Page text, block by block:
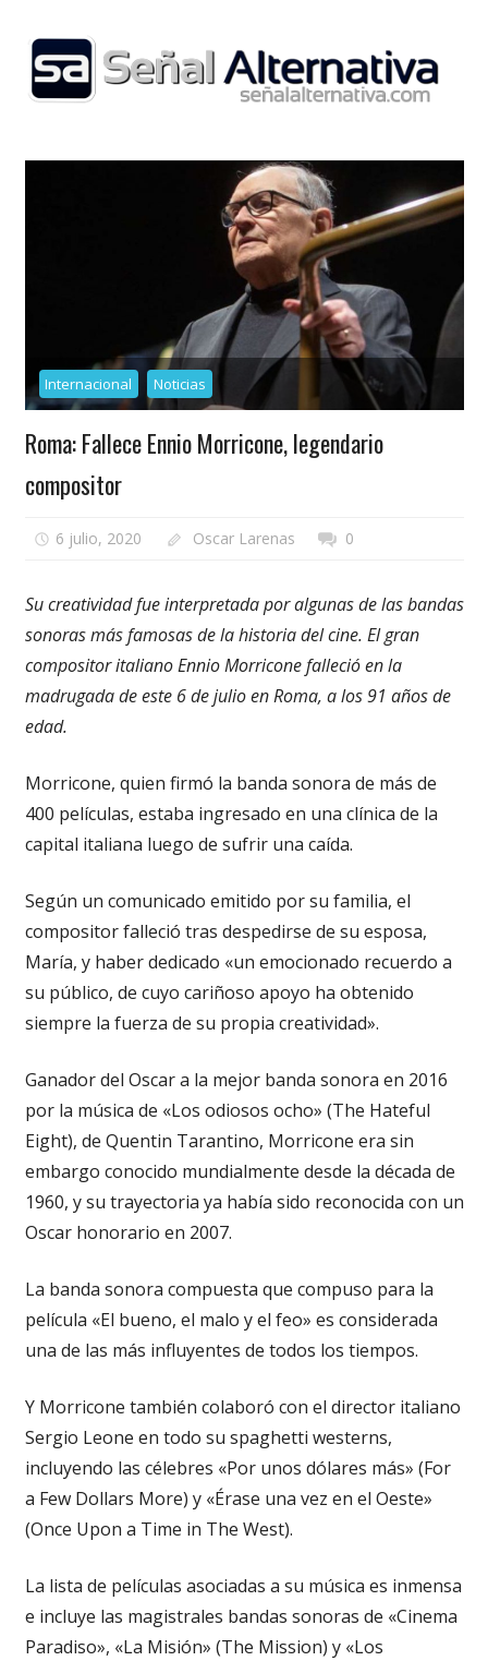
content
Internacional Noticias
Roma: Fallece Ennio Morricone, legendario
compositor
6 julio, 2020 Oscar Larenas 0
Su creatividad fue interpretada por algunas de las bandas
sonoras más famosas de la historia del cine. El gran
compositor italiano Ennio Morricone falleció en la
madrugada de este 6 de julio en Roma, a los 91 años de
edad.
Morricone, quien firmó la banda sonora de más de
400 películas, estaba ingresado en una clínica de la
capital italiana luego de sufrir una caída.
Según un comunicado emitido por su familia, el
compositor falleció tras despedirse de su esposa,
María, y haber dedicado «un emocionado recuerdo a
su público, de cuyo cariñoso apoyo ha obtenido
siempre la fuerza de su propia creatividad».
Ganador del Oscar a la mejor banda sonora en 2016
por la música de «Los odiosos ocho» (The Hateful
Eight), de Quentin Tarantino, Morricone era sin
embargo conocido mundialmente desde la década de
1960, y su trayectoria ya había sido reconocida con un
Oscar honorario en 2007.
La banda sonora compuesta que compuso para la
película «El bueno, el malo y el feo» es considerada
una de las más influyentes de todos los tiempos.
Y Morricone también colaboró con el director italiano
Sergio Leone en todo su spaghetti westerns,
incluyendo las célebres «Por unos dólares más» (For
a Few Dollars More) y «Érase una vez en el Oeste»
(Once Upon a Time in The West).
La lista de películas asociadas a su música es inmensa
e incluye las magistrales bandas sonoras de «Cinema
Paradiso», «La Misión» (The Mission) y «Los